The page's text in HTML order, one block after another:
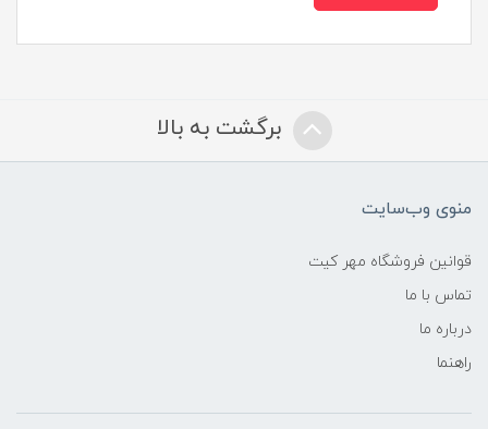
برگشت به بالا
منوی وب‌سایت
قوانین فروشگاه مهر کیت
تماس با ما
درباره ما
راهنما